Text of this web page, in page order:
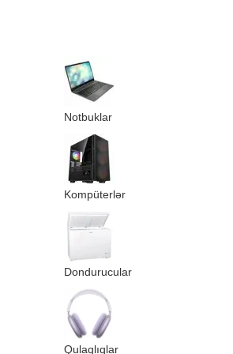
Notbuklar
Kompüterlər
Dondurucular
Qulaqlıqlar